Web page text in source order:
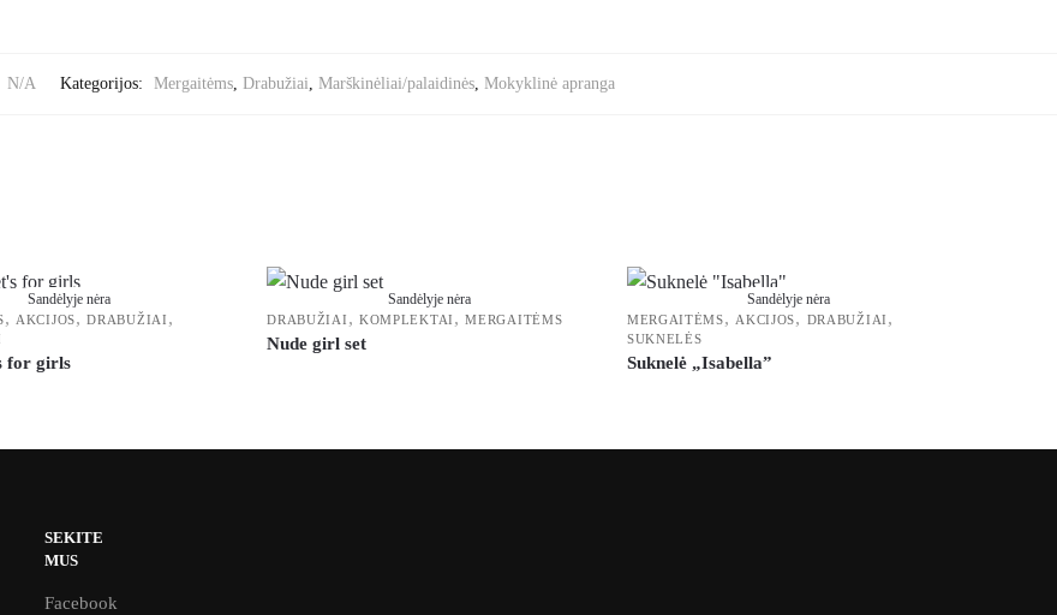
N/A Kategorijos: Mergaitėms, Drabužiai Marškinėliai/palaidinės, Mokyklinė apranga
Sandėlyje nėra
, AKCIJOS,DRABUŽIAI ,
for girls
Sandėlyje nėra
DRABUŽIAI , KOMPLEKTAI ,MERGAITĖMS
Nude girl set
Sandėlyje nėra
MERGAITĖMS, AKCIJOS, DRABUŽIAI ,
SUKNELĖS
Suknelė „Isabella”
SEKITE
MUS
Facebook